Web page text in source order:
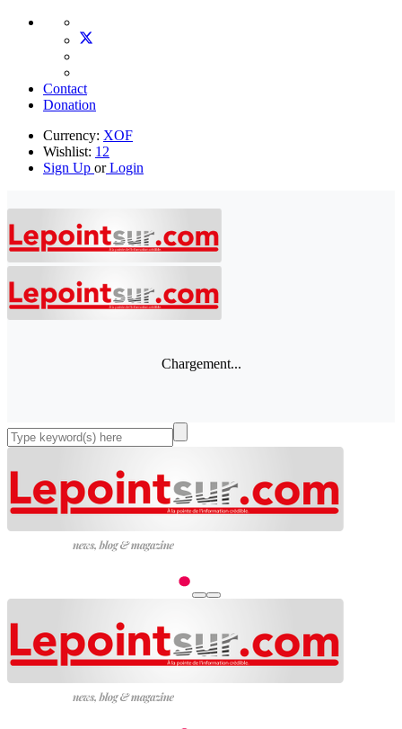
Contact
Donation
Currency: XOF
Wishlist: 12
Sign Up orLogin
Chargement...